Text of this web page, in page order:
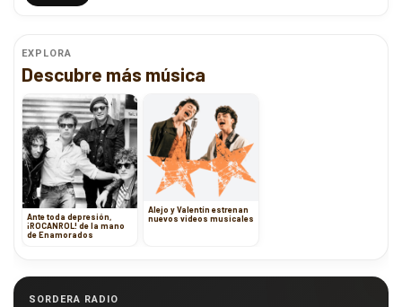
EXPLORA
Descubre más música
Ante toda depresión,
¡ROCANROL! de la mano
de Enamorados
Alejo y Valentín estrenan
nuevos videos musicales
SORDERA RADIO